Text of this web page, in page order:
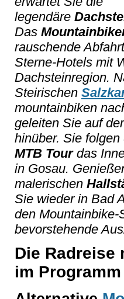
legendäre
Das
rauschende
Sterne-Hotels mit
Dachsteinregion.
Steirischen
mountainbiken
geleiten Sie auf der
hinüber. Sie
MTB Tourdas
in Gosau.
malerischen
Sie wieder in Bad
den
bevorstehende
Die Radreise
im Programm